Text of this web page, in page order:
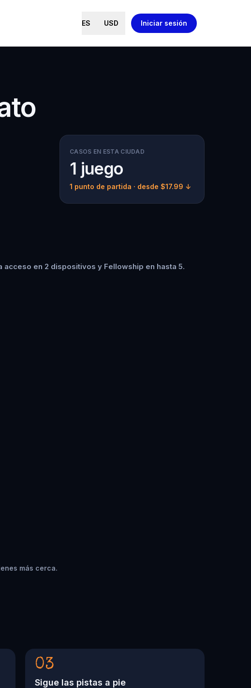
ES USD Iniciar sesión
CASOS EN ESTA CIUDAD
1 juego
1 punto de partida · desde $17.99 ↓
en 2 dispositivos y Fellowship en hasta 5.
más cerca.
03
Sigue las pistas a pie